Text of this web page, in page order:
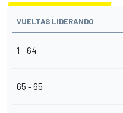
VUELTAS LIDERANDO
1 - 64
65 - 65